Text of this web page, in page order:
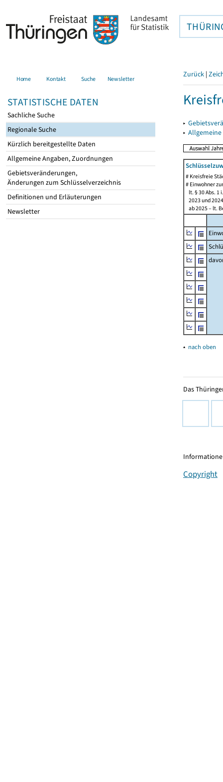
Home Kontakt Suche Newsletter
STATISTISCHE DATEN
Sachliche Suche
Regionale Suche
Kürzlich bereitgestellte Daten
Allgemeine Angaben, Zuordnungen
Gebietsveränderungen,
Änderungen zum Schlüsselverzeichnis
Definitionen und Erläuterungen
Newsletter
Zurück |
▸
▸
# Kreisfreie
# Einwohner
lt. § 30 Abs. 1
2023 und
ab 2025 – lt.
▴ nach oben
Das
Copyright